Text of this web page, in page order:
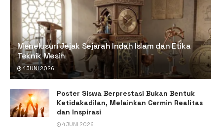
Menelusuri Jejak Sejarah Indah Islam dan Etika
Teknik Mesin
4 JUNI 2026
Poster Siswa Berprestasi Bukan Bentuk
Ketidakadilan, Melainkan Cermin Realitas
dan Inspirasi
4 JUNI 2026